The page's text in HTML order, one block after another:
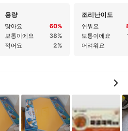
용량
많아요
60%
보통이에요
38%
적어요
2%
조리난이도
쉬워요
보통이에요
어려워요